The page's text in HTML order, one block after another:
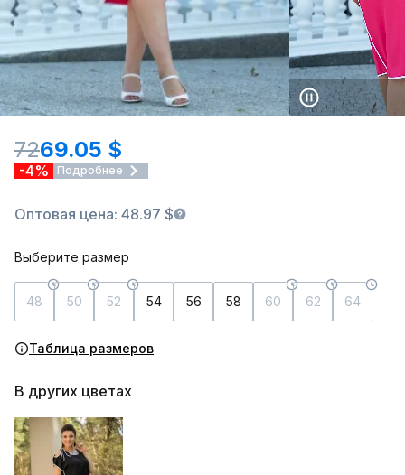
7269.05 $
-4% Подробнее
Оптовая цена: 48.97 $
Выберите размер
48 50 52 54 56 58 60 62 64
Таблица размеров
В других цветах